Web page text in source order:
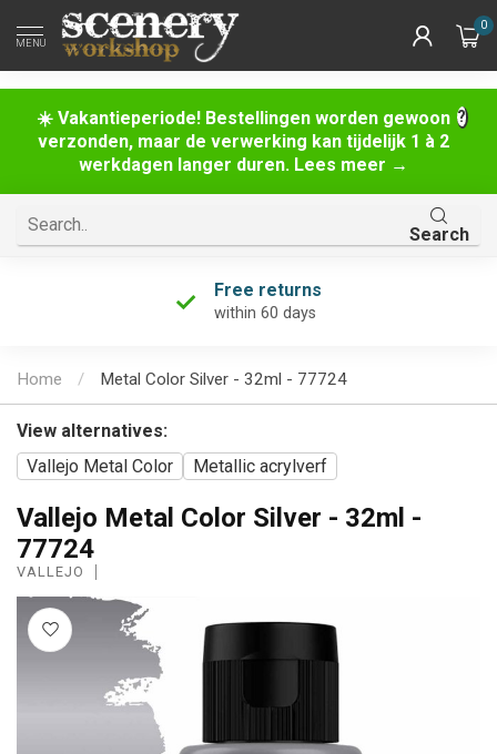
☀️ Vakantieperiode! Bestellingen worden gewoon
verzonden, maar de verwerking kan tijdelijk 1 à 2
werkdagen langer duren. Lees meer →
MENU
0
Search
Free returns
within 60 days
Home / Metal Color Silver - 32ml - 77724
View alternatives:
Vallejo Metal Color
Metallic acrylverf
Vallejo Metal Color Silver - 32ml -
77724
VALLEJO